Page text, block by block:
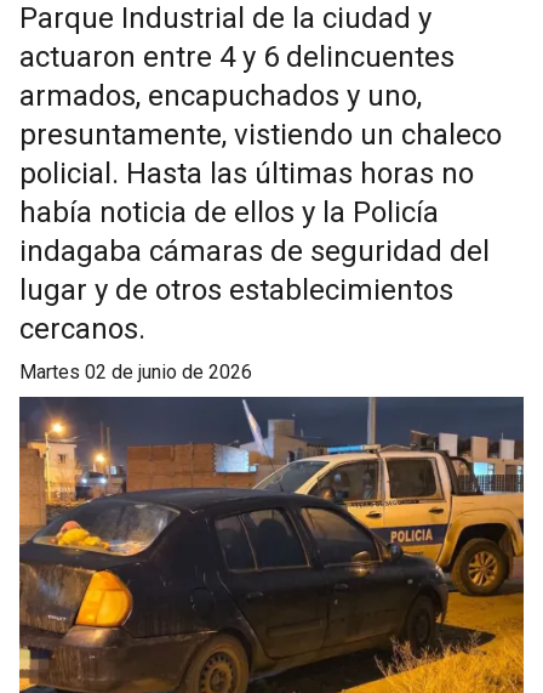
Parque Industrial de la ciudad y
actuaron entre 4 y 6 delincuentes
armados, encapuchados y uno,
presuntamente, vistiendo un chaleco
policial. Hasta las últimas horas no
había noticia de ellos y la Policía
indagaba cámaras de seguridad del
lugar y de otros establecimientos
cercanos.
martes 02 de junio de 2026